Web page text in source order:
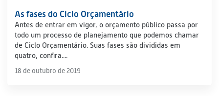
As fases do Ciclo Orçamentário
Antes de entrar em vigor, o orçamento público passa por
todo um processo de planejamento que podemos chamar
de Ciclo Orçamentário. Suas fases são divididas em
quatro, confira....
18 de outubro de 2019